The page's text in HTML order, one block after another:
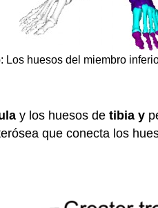
: Los huesos del miembro
y los huesos de tibia y
que conecta los